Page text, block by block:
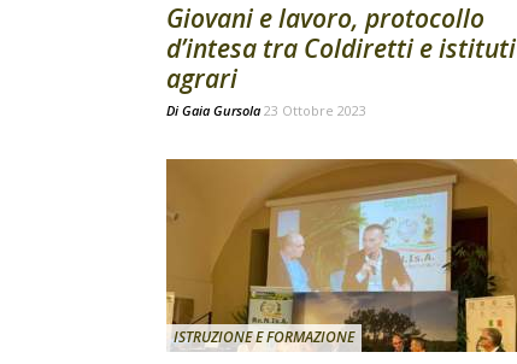
Giovani e lavoro, protocollo
d’intesa tra Coldiretti e istituti
agrari
Di Gaia Gursola 23 Ottobre 2023
ISTRUZIONE E FORMAZIONE